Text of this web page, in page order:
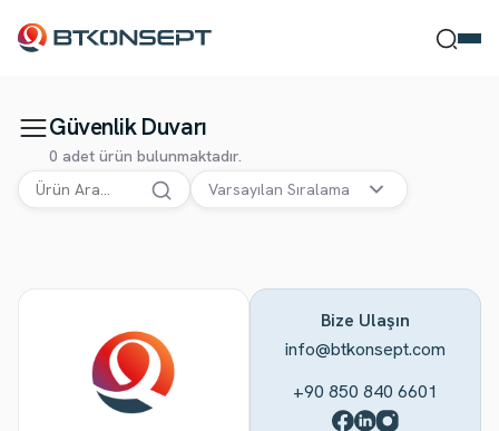
Ne Bulmak İstersin?
Kapat
Güvenlik Duvarı
0 adet ürün bulunmaktadır.
Varsayılan Sıralama
Bize Ulaşın
info@btkonsept.com
+90 850 840 6601